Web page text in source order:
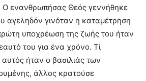
Ο ενανθρωπήσας Θεός γεννήθηκε
αγεληδόν γινόταν η καταμέτρηση
υποχρέωση της ζωής του ήταν
του για ένα χρόνο. Τί
ήταν ο βασιλιάς των
άλλος κρατούσε